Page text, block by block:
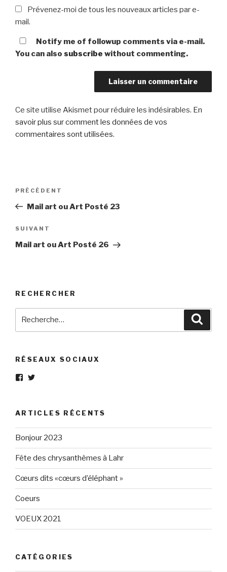
Prévenez-moi de tous les nouveaux articles par e-
mail.
Notify me of followup comments via e-mail.
You can also subscribe without commenting.
Ce site utilise Akismet pour réduire les indésirables. En
savoir plus sur comment les données de vos
commentaires sont utilisées.
Navigation
l’article
Article
précédent
PRÉCÉDENT
Mail art ou Art Posté 23
Article
suivant
SUIVANT
Mail art ou Art Posté 26
RECHERCHER
RÉSEAUX SOCIAUX
Voir
Eléphant-
Gris-
sur
Facebook
Voir
elephantgris
sur
ARTICLES RÉCENTS
Bonjour 2023
Fête des chrysanthèmes à Lahr
Cœurs dits «cœurs d’éléphant »
Coeurs
VOEUX 2021
CATÉGORIES